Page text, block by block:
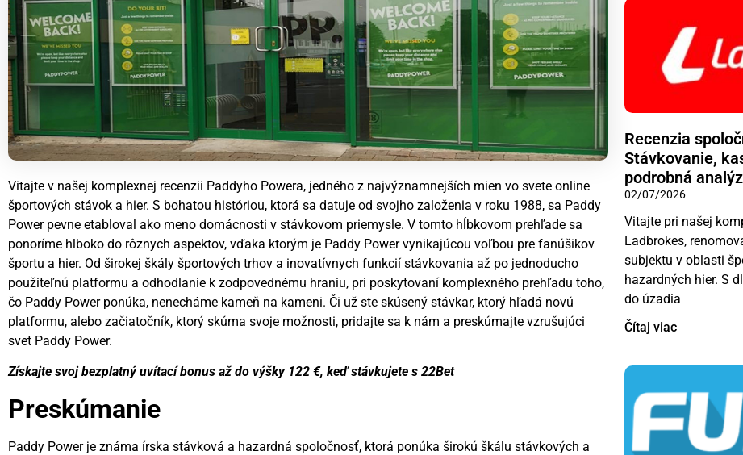
Vitajte v našej komplexnej recenzii Paddyho Powera, jedného z najvýznamnejších mien vo svete online
športových stávok a hier. S bohatou históriou, ktorá sa datuje od svojho založenia v roku 1988, sa Paddy
Power pevne etabloval ako meno domácnosti v stávkovom priemysle. V tomto hĺbkovom prehľade sa
ponoríme hlboko do rôznych aspektov, vďaka ktorým je Paddy Power vynikajúcou voľbou pre fanúšikov
športu a hier. Od širokej škály športových trhov a inovatívnych funkcií stávkovania až po jednoducho
použiteľnú platformu a odhodlanie k zodpovednému hraniu, pri poskytovaní komplexného prehľadu toho,
čo Paddy Power ponúka, nenecháme kameň na kameni. Či už ste skúsený stávkar, ktorý hľadá novú
platformu, alebo začiatočník, ktorý skúma svoje možnosti, pridajte sa k nám a preskúmajte vzrušujúci
svet Paddy Power.
Získajte svoj bezplatný uvítací bonus až do výšky 122 €, keď stávkujete s 22Bet
Preskúmanie
Paddy Power je známa írska stávková a hazardná spoločnosť, ktorá ponúka širokú škálu stávkových a
Recenzia
Stávkovanie,
podrobná
02/07/2026
Vitajte pri našej
Ladbrokes,
subjektu v oblasti
hazardných hier. S
do úzadia
Čítaj viac